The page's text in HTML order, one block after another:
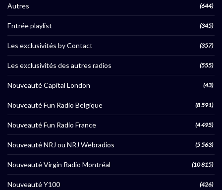
Autres (644)
Entrée playlist (345)
Les exclusivités by Contact (357)
Les exclusivités des autres radios (555)
Nouveauté Capital London (43)
Nouveauté Fun Radio Belgique (8 591)
Nouveauté Fun Radio France (4 495)
Nouveauté NRJ ou NRJ Webradios (5 563)
Nouveauté Virgin Radio Montréal (10 815)
Nouveauté Y100 (426)